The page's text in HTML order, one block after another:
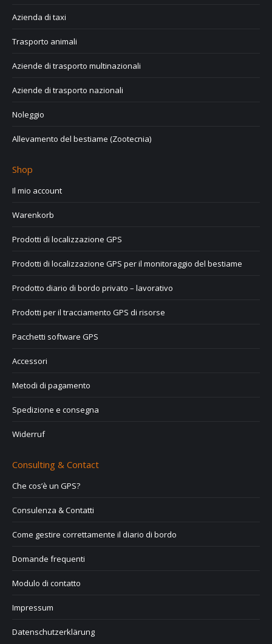
Azienda di taxi
Trasporto animali
Aziende di trasporto multinazionali
Aziende di trasporto nazionali
Noleggio
Allevamento del bestiame (Zootecnia)
Shop
Il mio account
Warenkorb
Prodotti di localizzazione GPS
Prodotti di localizzazione GPS per il monitoraggio del bestiame
Prodotto diario di bordo privato – lavorativo
Prodotti per il tracciamento GPS di risorse
Pacchetti software GPS
Accessori
Metodi di pagamento
Spedizione e consegna
Widerruf
Consulting & Contact
Che cos’è un GPS?
Consulenza & Contatti
Come gestire correttamente il diario di bordo
Domande frequenti
Modulo di contatto
Impressum
Datenschutzerklärung